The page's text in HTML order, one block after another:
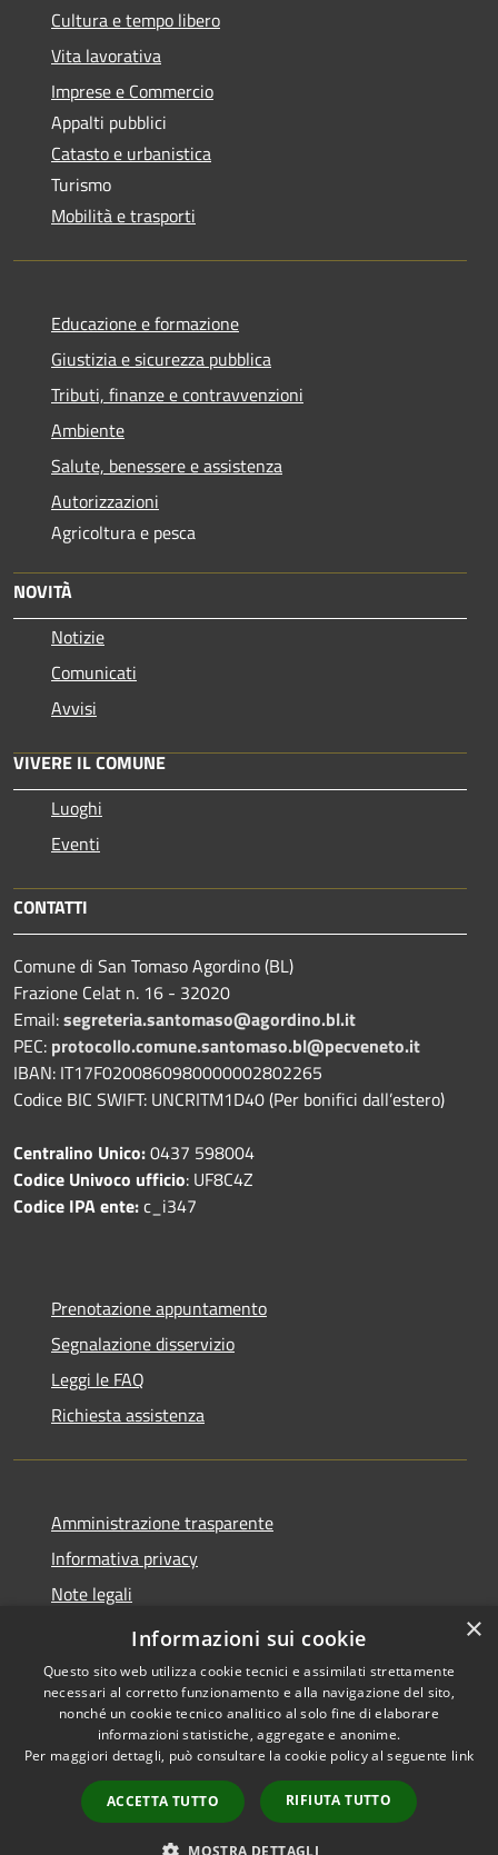
Cultura e tempo libero
Vita lavorativa
Imprese e Commercio
Appalti pubblici
Catasto e urbanistica
Turismo
Mobilità e trasporti
Educazione e formazione
Giustizia e sicurezza pubblica
Tributi, finanze e contravvenzioni
Ambiente
Salute, benessere e assistenza
Autorizzazioni
Agricoltura e pesca
NOVITÀ
Notizie
Comunicati
Avvisi
VIVERE IL COMUNE
Luoghi
Eventi
CONTATTI
Comune di San Tomaso Agordino (BL)
Frazione Celat n. 16 - 32020
Email:segreteria.santomaso@agordino.bl.it
PEC: protocollo.comune.santomaso.bl@pecveneto.it
IBAN: IT17F0200860980000002802265
Codice BIC SWIFT: UNCRITM1D40 (Per bonifici dall’estero)
Centralino Unico:0437 598004
Codice Univoco ufficio: UF8C4Z
Codice IPA ente:c_i347
Prenotazione appuntamento
Segnalazione disservizio
Leggi le FAQ
Richiesta assistenza
Amministrazione trasparente
Informativa privacy
Note legali
Dichiarazione di accessibilità
Accessibilità
Copyright © 2026 • Comune di
San Tomaso Agordino •
Powered byMunicipium
Accesso redazione
×
Informazioni sui cookie
Questo sito web utilizza cookie tecnici e assimilati strettamente
necessari al corretto funzionamento e alla navigazione del sito,
nonché un cookie tecnico analitico al solo fine di elaborare
informazioni statistiche, aggregate e anonime.
Per maggiori dettagli, può consultare la cookie policy al seguente link
ACCETTA TUTTO RIFIUTA TUTTO
MOSTRA DETTAGLI